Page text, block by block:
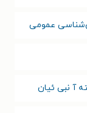
عمومی
آ نبی ئیان